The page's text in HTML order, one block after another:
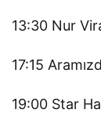
13:30 Nur
17:15
19:00 Star